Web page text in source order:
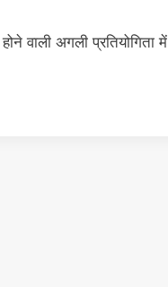
वाली अगली